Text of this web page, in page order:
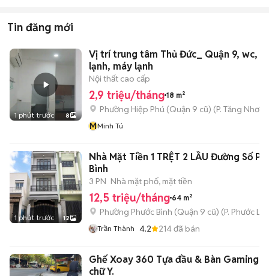
Tin đăng mới
1 phút trước 8
Vị trí trung tâm Thủ Đức_ Quận 9, wc,
lạnh, máy lạnh
Nội thất cao cấp
2,9 triệu/tháng 18 m²
Phường Hiệp Phú (Quận 9 cũ) (P. Tăng Nhơn
MMinh Tú
1 phút trước 12
Nhà Mặt Tiền 1 TRỆT 2 LẦU Đường Số
Bình
3 PN Nhà mặt phố, mặt tiền
12,5 triệu/tháng 64 m²
Phường Phước Bình (Quận 9 cũ) (P. Phước
Trần Thành 4.2 214đã bán
Ghế Xoay 360 Tựa đầu & Bàn Gaming
chữ Y.